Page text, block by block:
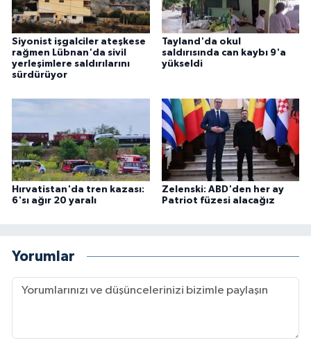
Siyonist işgalciler ateşkese
rağmen Lübnan'da sivil
yerleşimlere saldırılarını
sürdürüyor
Tayland'da okul
saldırısında can kaybı 9'a
yükseldi
Hırvatistan'da tren kazası:
6'sı ağır 20 yaralı
Zelenski: ABD'den her ay
Patriot füzesi alacağız
Yorumlar